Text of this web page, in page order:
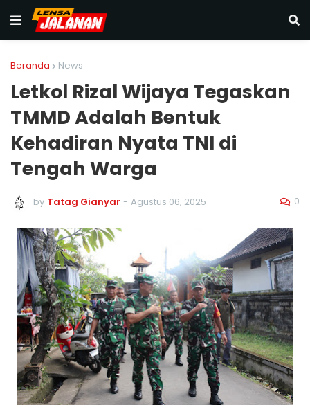
Beranda News
Letkol Rizal Wijaya Tegaskan
TMMD Adalah Bentuk
Kehadiran Nyata TNI di
Tengah Warga
by Tatag Gianyar - Agustus 06, 2025 0